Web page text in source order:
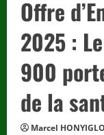
Offre
2025 :
900
de la
Marcel HONYIGLO